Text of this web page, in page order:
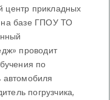
центр прикладных
базе ГПОУ ТО
проводит
по
автомобиля
погрузчика,